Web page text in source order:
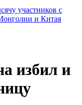
участников с
и Китая
избил и